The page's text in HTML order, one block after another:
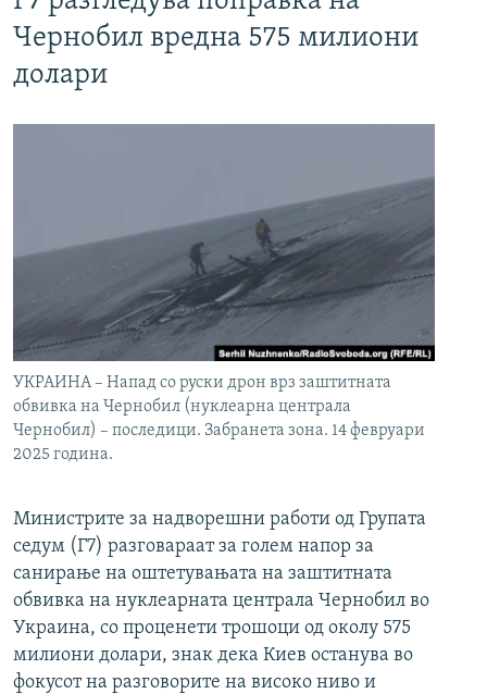
Чернобил вредна 575 милиони
долари
УКРАИНА – Напад со руски дрон врз заштитната
обвивка на Чернобил (нуклеарна централа
Чернобил) – последици. Забранета зона. 14 февруари
2025 година.
Министрите за надворешни работи од Групата
седум (Г7) разговараат за голем напор за
санирање на оштетувањата на заштитната
обвивка на нуклеарната централа Чернобил во
Украина, со проценети трошоци од околу 575
милиони долари, знак дека Киев останува во
фокусот на разговорите на високо ниво и